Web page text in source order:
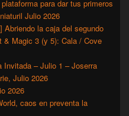
para dar tus primeros
Julio 2026
Abriendo la caja del segundo
& Magic 3 (y 5): Cala / Cove
Invitada – Julio 1 – Joserra
Julio 2026
2026
caos en preventa la